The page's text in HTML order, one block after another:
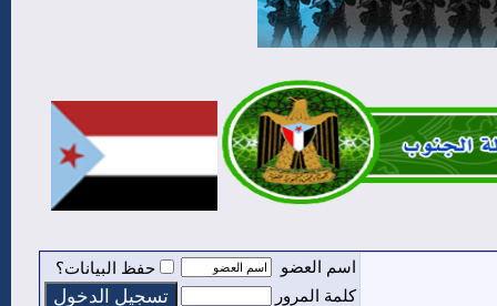
اسم العضو
حفظ البيانات؟
كلمة المرور